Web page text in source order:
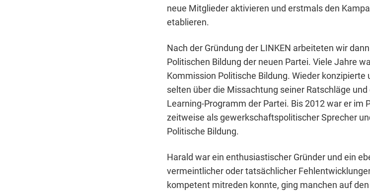
neue Mitglieder aktivieren und erstmals den
etablieren.
Nach der Gründung der LINKEN arbeiteten wir
Politischen Bildung der neuen Partei. Viele Jahre
Kommission Politische Bildung. Wieder konzipierte
selten über die Missachtung seiner Ratschläge
Learning-Programm der Partei. Bis 2012 war er im
zeitweise als gewerkschaftspolitischer Sprecher
Politische Bildung.
Harald war ein enthusiastischer Gründer und ein
vermeintlicher oder tatsächlicher
kompetent mitreden konnte, ging manchen auf